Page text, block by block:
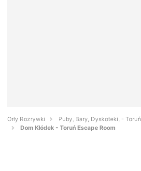
Orły Rozrywki
Puby, Bary, Dyskoteki, - Toruń
Dom Kłódek - Toruń Escape Room